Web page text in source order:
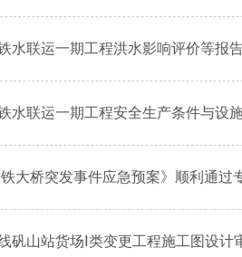
水联运一期工程洪水影响评价等报
水联运一期工程安全生产条件与设
铁大桥突发事件应急预案》顺利通过
矾山站货场Ⅰ类变更工程施工图设计